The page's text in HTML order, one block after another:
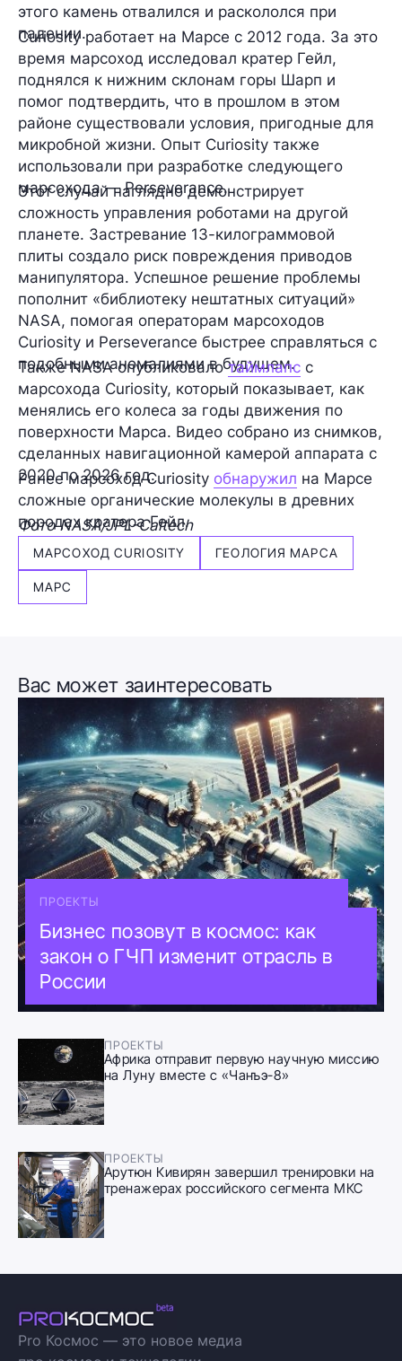
этого камень отвалился и раскололся при
падении.
Curiosity работает на Марсе с 2012 года. За это
время марсоход исследовал кратер Гейл,
поднялся к нижним склонам горы Шарп и
помог подтвердить, что в прошлом в этом
районе существовали условия, пригодные для
микробной жизни. Опыт Curiosity также
использовали при разработке следующего
марсохода — Perseverance.
Этот случай наглядно демонстрирует
сложность управления роботами на другой
планете. Застревание 13-килограммовой
плиты создало риск повреждения приводов
манипулятора. Успешное решение проблемы
пополнит «библиотеку нештатных ситуаций»
NASA, помогая операторам марсоходов
Curiosity и Perseverance быстрее справляться с
подобными аномалиями в будущем.
Также NASA опубликовалотаймлапс с
марсохода Curiosity, который показывает, как
менялись его колеса за годы движения по
поверхности Марса. Видео собрано из снимков,
сделанных навигационной камерой аппарата с
2020 по 2026 год.
Ранее марсоход Curiosity обнаружил на Марсе
сложные органические молекулы в древних
породах кратера Гейл.
Фото NASA/JPL-Caltech
МАРСОХОД CURIOSITY ГЕОЛОГИЯ МАРСА
МАРС
Вас может заинтересовать
ПРОЕКТЫ
Бизнес позовут в космос: как
закон о ГЧП изменит отрасль в
России
ПРОЕКТЫ
Африка отправит первую научную миссию
на Луну вместе с «Чанъэ-8»
ПРОЕКТЫ
Арутюн Кивирян завершил тренировки на
тренажерах российского сегмента МКС
Pro Космос — это новое медиа